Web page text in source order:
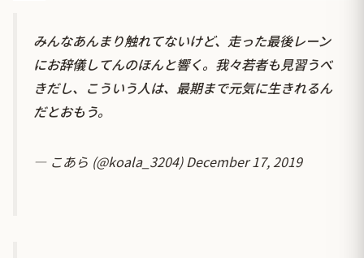
みんなあんまり触れてないけど、走った最後レーン
にお辞儀してんのほんと響く。我々若者も見習うべ
きだし、こういう人は、最期まで元気に生きれるん
だとおもう。
— こあら (@koala_3204)December 17, 2019